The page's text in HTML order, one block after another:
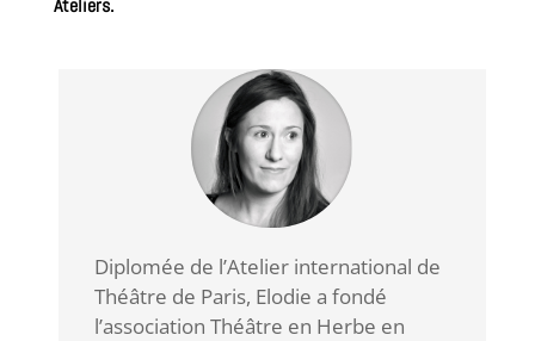
Ateliers.
Diplomée de l’Atelier international de
Théâtre de Paris, Elodie a fondé
l’association Théâtre en Herbe en